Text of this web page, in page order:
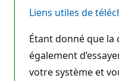
Liens utiles de
Étant donné que
également
votre système et